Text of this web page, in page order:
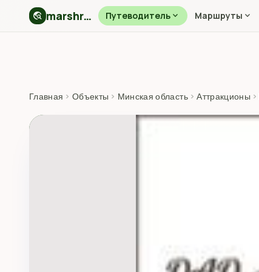
travel_explore marshryt.by Путеводительexpand_more Маршруты expand_more
Главная › Объекты › Минская область › Аттракционы ›